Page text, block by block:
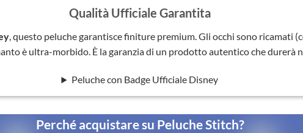
Qualità Ufficiale Garantita
, questo peluche garantisce finiture premium. Gli occhi sono ricamati
è ultra-morbido. È la garanzia di un prodotto autentico che durerà
Peluche con Badge Ufficiale Disney
Perché acquistare su Peluche Stitch?